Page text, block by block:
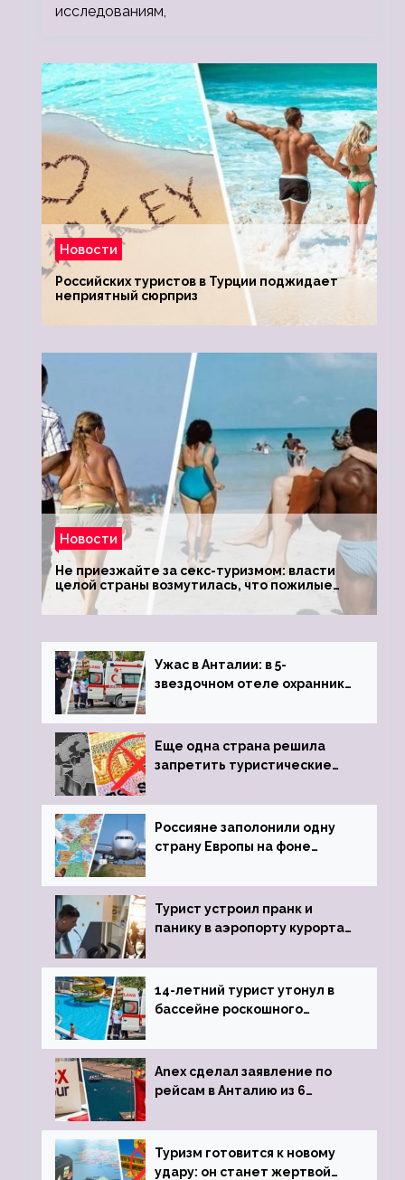
исследованиям,
Новости
Российских туристов в Турции поджидает
неприятный сюрприз
Новости
Не приезжайте за секс-туризмом: власти
целой страны возмутилась, что пожилые
туристки массово едут к ним, чтобы
обзавестись молодыми любовниками
Ужас в Анталии: в 5-
звездочном отеле охранник
пистолета
Еще одна страна решила
запретить туристические
Россияне заполонили одну
страну Европы на фоне
виз
Турист устроил пранк и
панику в аэропорту курорта,
задержке рейса
14-летний турист утонул в
бассейне роскошного
Anex сделал заявление по
рейсам в Анталию из 6
Туризм готовится к новому
удару: он станет жертвой